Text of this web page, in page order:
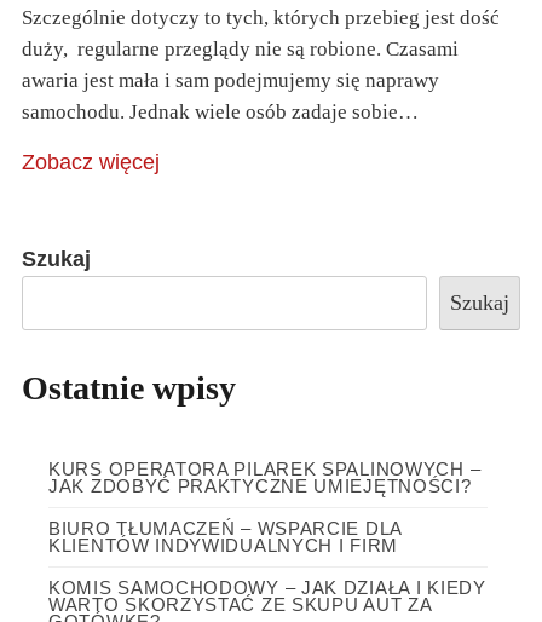
Szczególnie dotyczy to tych, których przebieg jest dość
duży, regularne przeglądy nie są robione. Czasami
awaria jest mała i sam podejmujemy się naprawy
samochodu. Jednak wiele osób zadaje sobie…
Zobacz więcej
Szukaj
Szukaj
Ostatnie wpisy
KURS OPERATORA PILAREK SPALINOWYCH –
JAK ZDOBYĆ PRAKTYCZNE UMIEJĘTNOŚCI?
BIURO TŁUMACZEŃ – WSPARCIE DLA
KLIENTÓW INDYWIDUALNYCH I FIRM
KOMIS SAMOCHODOWY – JAK DZIAŁA I KIEDY
WARTO SKORZYSTAĆ ZE SKUPU AUT ZA